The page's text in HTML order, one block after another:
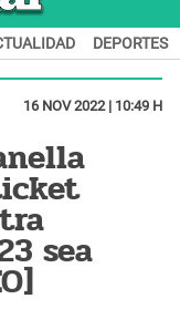
DEPORTES
16 NOV 2022 | 10:49 H
sea